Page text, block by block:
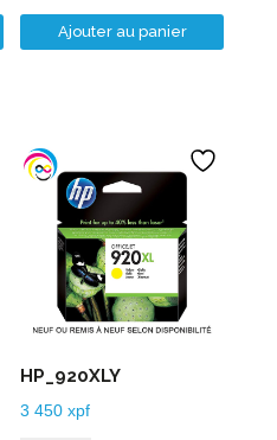
de
HP_920XLC
Ajouter au panier
HP_920XLY
3 450xpf